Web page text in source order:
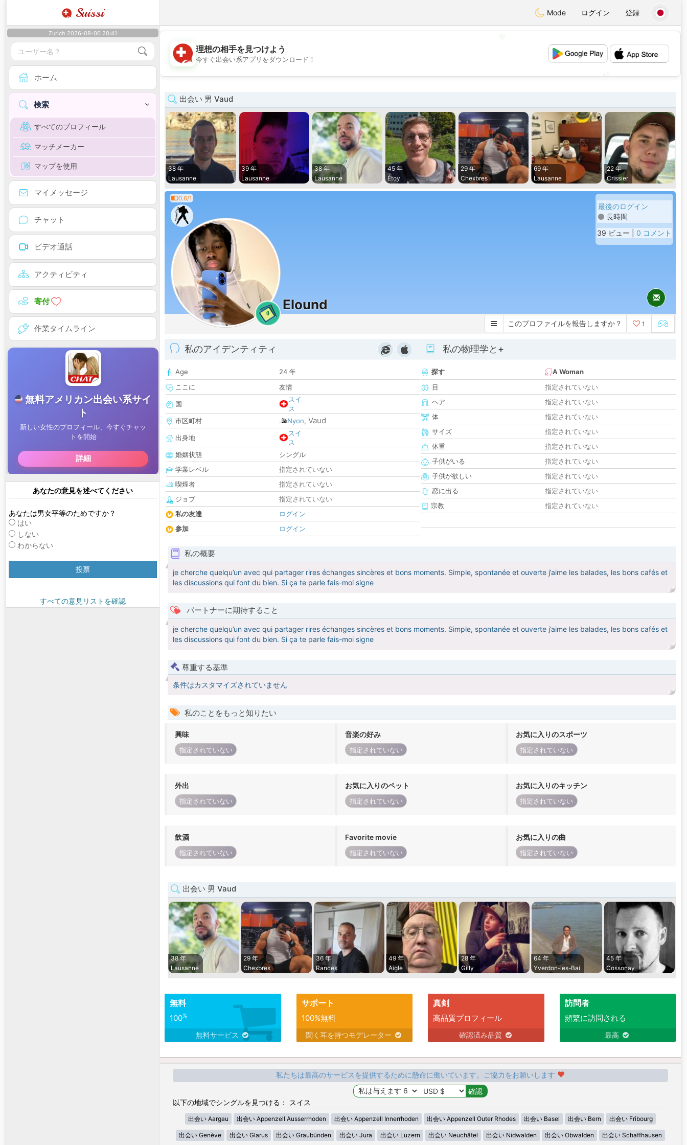
Suissi Mode ログイン 登録
Zurich 2026-08-06 20:41
ホーム
検索
すべてのプロフィール
マッチメーカー
マップを使用
マイメッセージ
チャット
ビデオ通話
アクティビティ
寄付
作業タイムライン
あなたの意見を述べてください
あなたは男女平等のためですか？
はい
しない
わからない
投票
すべての意見リストを確認
💖
💕
理想の相手を見つけよう
今すぐ出会い系アプリをダウンロード！
出会い 男 Vaud
38 年
Lausanne
39 年
Lausanne
38 年
Lausanne
45 年
Étoy
29 年
Chexbres
69 年
Lausanne
22 年
Crissier
0.6/1
0
Elound
最後のログイン
長時間
39 ビュー | 0 コメント
このプロファイルを報告しますか？ 1
私のアイデンティティ
Age
24 年
ここに
友情
国
スイ
ス
市区町村
Nyon, Vaud
出身地
スイ
ス
婚姻状態
シングル
学業レベル
指定されていない
喫煙者
指定されていない
ジョブ
指定されていない
私の友達
ログイン
参加
ログイン
私の物理学と+
探す
A Woman
目
指定されていない
ヘア
指定されていない
体
指定されていない
サイズ
指定されていない
体重
指定されていない
子供がいる
指定されていない
子供が欲しい
指定されていない
恋に出る
指定されていない
宗教
指定されていない
私の概要
je cherche quelqu’un avec qui partager rires échanges sincères et bons moments. Simple, spontanée et ouverte j’aime les balades, les bons cafés et
les discussions qui font du bien. Si ça te parle fais-moi signe
パートナーに期待すること
je cherche quelqu’un avec qui partager rires échanges sincères et bons moments. Simple, spontanée et ouverte j’aime les balades, les bons cafés et
les discussions qui font du bien. Si ça te parle fais-moi signe
尊重する基準
条件はカスタマイズされていません
私のことをもっと知りたい
興味
指定されていない
音楽の好み
指定されていない
お気に入りのスポーツ
指定されていない
外出
指定されていない
お気に入りのペット
指定されていない
お気に入りのキッチン
指定されていない
飲酒
指定されていない
Favorite movie
指定されていない
お気に入りの曲
指定されていない
出会い 男 Vaud
38 年
Lausanne
29 年
Chexbres
36 年
Rances
49 年
Aigle
28 年
Gilly
64 年
Yverdon-les-Bai
45 年
Cossonay
無料
100%
無料サービス
サポート
100%無料
聞く耳を持つモデレーター
真剣
高品質プロフィール
確認済み品質
訪問者
頻繁に訪問される
最高
私たちは最高のサービスを提供するために懸命に働いています。ご協力をお願いします
以下の地域でシングルを見つける： スイス
出会い Aargau 出会い Appenzell Ausserrhoden 出会い Appenzell Innerrhoden 出会い Appenzell Outer Rhodes 出会い Basel 出会い Bern 出会い Fribourg
出会い Genève 出会い Glarus 出会い Graubünden 出会い Jura 出会い Luzern 出会い Neuchâtel 出会い Nidwalden 出会い Obwalden 出会い Schaffhausen